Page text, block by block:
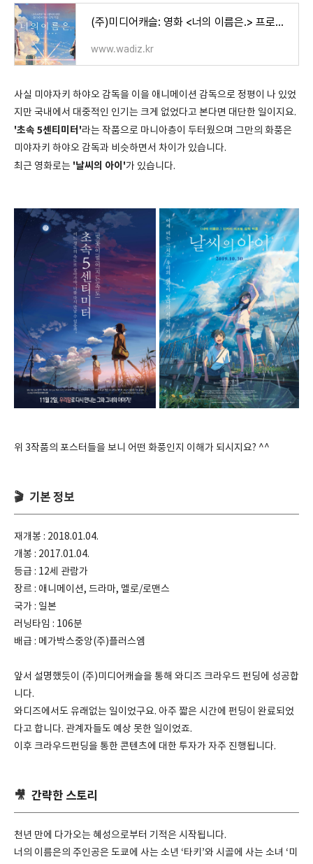
(주)미디어캐슬: 영화 <너의 이름은.> 프로젝트 투자자 모집
www.wadiz.kr
사실 미야자키 하야오 감독을 이을 애니메이션 감독으로 정평이 나 있었
지만 국내에서 대중적인 인기는 크게 없었다고 본다면 대단한 일이지요.
'초속 5센티미터'라는 작품으로 마니아층이 두터웠으며 그만의 화풍은
미야자키 하야오 감독과 비슷하면서 차이가 있습니다.
최근 영화로는 '날씨의 아이'가 있습니다.
위 3작품의 포스터들을 보니 어떤 화풍인지 이해가 되시지요? ^^
🎬 기본 정보
재개봉 : 2018.01.04.
개봉 : 2017.01.04.
등급 : 12세 관람가
장르 : 애니메이션, 드라마, 멜로/로맨스
국가 : 일본
러닝타임 : 106분
배급 : 메가박스중앙(주)플러스엠
앞서 설명했듯이 (주)미디어캐슬을 통해 와디즈 크라우드 펀딩에 성공합
니다.
와디즈에서도 유래없는 일이었구요. 아주 짧은 시간에 펀딩이 완료되었
다고 합니다. 관계자들도 예상 못한 일이었죠.
이후 크라우드펀딩을 통한 콘텐츠에 대한 투자가 자주 진행됩니다.
🎥 간략한 스토리
천년 만에 다가오는 혜성으로부터 기적은 시작됩니다.
너의 이름은의 주인공은 도쿄에 사는 소년 ‘타키’와 시골에 사는 소녀 ‘미